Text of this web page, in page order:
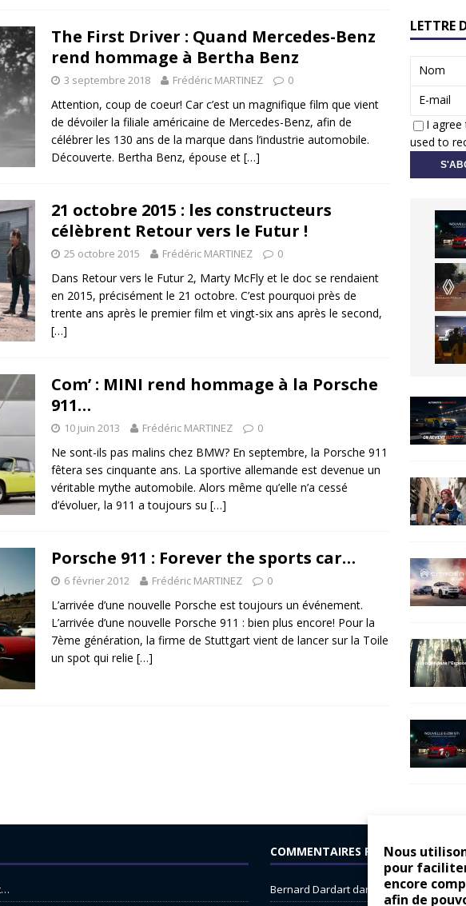
Nous
pour
encore
afin de
The First Driver : Quand Mercedes-Benz
rend hommage à Bertha Benz
3 septembre 2018 Frédéric MARTINEZ 0
Attention, coup de coeur! Car c’est un magnifique film que vient
de dévoiler la filiale américaine de Mercedes-Benz, afin de
célébrer les 130 ans de la marque dans l’industrie automobile.
Découverte. Bertha Benz, épouse et […]
21 octobre 2015 : les constructeurs
célèbrent Retour vers le Futur !
25 octobre 2015 Frédéric MARTINEZ 0
Dans Retour vers le Futur 2, Marty McFly et le doc se rendaient
en 2015, précisément le 21 octobre. C’est pourquoi près de
trente ans après le premier film et vingt-six ans après le second,
[…]
Com’ : MINI rend hommage à la Porsche
911…
10 juin 2013 Frédéric MARTINEZ 0
Ne sont-ils pas malins chez BMW? En septembre, la Porsche 911
fêtera ses cinquante ans. La sportive allemande est devenue un
véritable mythe automobile. Alors même qu’elle n’a cessé
d’évoluer, la 911 a toujours su […]
Porsche 911 : Forever the sports car…
6 février 2012 Frédéric MARTINEZ 0
L’arrivée d’une nouvelle Porsche est toujours un événement.
L’arrivée d’une nouvelle Porsche 911 : bien plus encore! Pour la
7ème génération, la firme de Stuttgart vient de lancer sur la Toile
un spot qui relie […]
LETTRE
Nom
E-mail
I
used to
COMMENTAIRES RÉCENTS
Bernard Dardartdans Dacia Sandero :